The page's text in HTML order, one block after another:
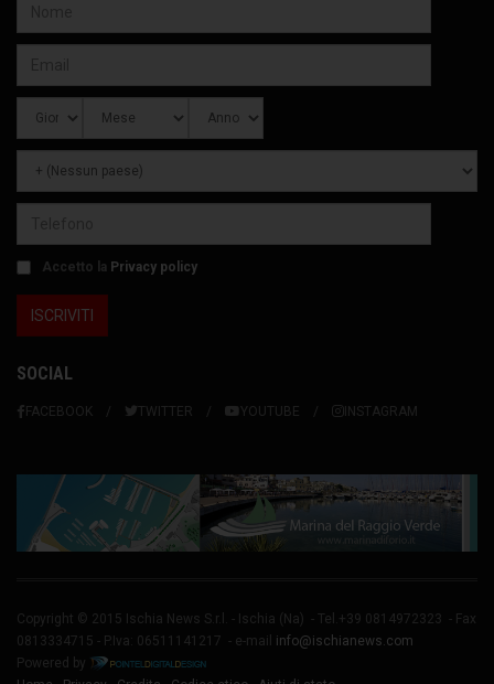
Accetto la Privacy policy
SOCIAL
FACEBOOK TWITTER YOUTUBE INSTAGRAM
Copyright © 2015 Ischia News S.r.l. - Ischia (Na) - Tel.+39 0814972323 - Fax
0813334715 - P.Iva: 06511141217 - e-mail info@ischianews.com
Powered by